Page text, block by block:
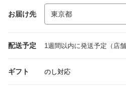
お届け先
配送予定 1週間以内に発送予定（店
ギフト のし対応